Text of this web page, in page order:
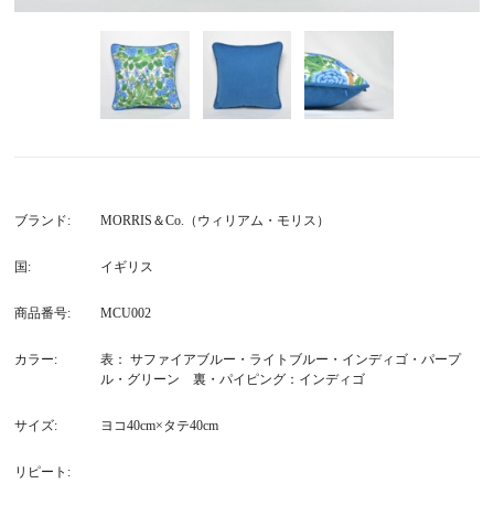
ブランド MORRIS＆Co.（ウィリアム・モリス）
国 イギリス
商品番号 MCU002
カラー
表： サファイアブルー・ライトブルー・インディゴ・パープ
ル・グリーン 裏・パイピング：インディゴ
サイズ ヨコ40cm×タテ40cm
リピート